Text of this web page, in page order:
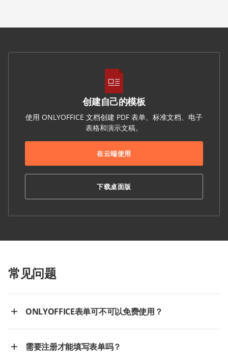
创建自己的模板
使用 ONLYOFFICE 文档创建 PDF 表单、标准文档、电子
表格和演示文稿。
在云端使用
下载桌面版
常见问题
ONLYOFFICE表单可不可以免费使用？
需要注册才能填写表单吗？